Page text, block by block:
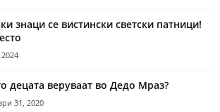
знаци се вистински светски патници!
2024
децата веруваат во Дедо Мраз?
31, 2020